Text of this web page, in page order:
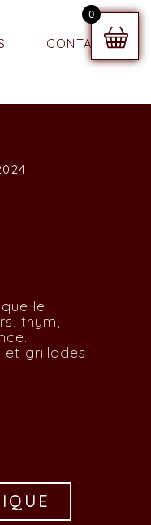
0
CONTACT
le
thym,
et grillades